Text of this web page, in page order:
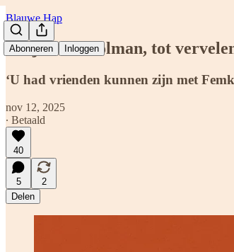
Abonneren Inloggen
Blauwe Hap
‘Mijnheer Holman, tot
‘U had vrienden kunnen zijn met
nov 12, 2025
∙ Betaald
40
5
2
Delen